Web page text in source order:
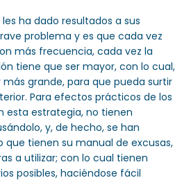
ha dado resultados a sus
problema y es que cada vez
más frecuencia, cada vez la
tiene que ser mayor, con lo cual,
grande, para que pueda surtir
Para efectos prácticos de los
esta estrategia, no tienen
y, de hecho, se han
tienen su manual de excusas,
a utilizar; con lo cual tienen
posibles, haciéndose fácil